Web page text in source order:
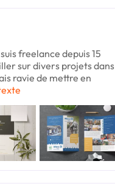
freelance depuis 15
sur divers projets dans
ravie de mettre en